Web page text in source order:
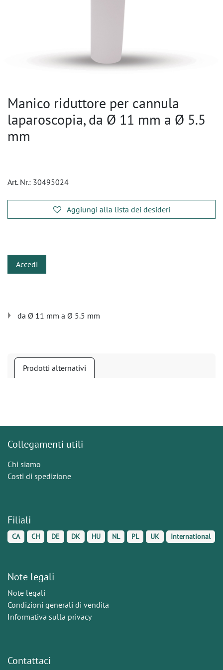
Manico riduttore per cannula
laparoscopia, da Ø 11 mm a Ø 5.5
mm
Art. Nr.: 30495024
Aggiungi alla lista dei desideri
Accedi
da Ø 11 mm a Ø 5.5 mm
Prodotti alternativi
Collegamenti utili
Chi siamo
Costi di spedizione
Filiali
CA CH DE DK HU NL PL UK International
Note legali
Note legali
Condizioni generali di vendita
Informativa sulla privacy
Contattaci